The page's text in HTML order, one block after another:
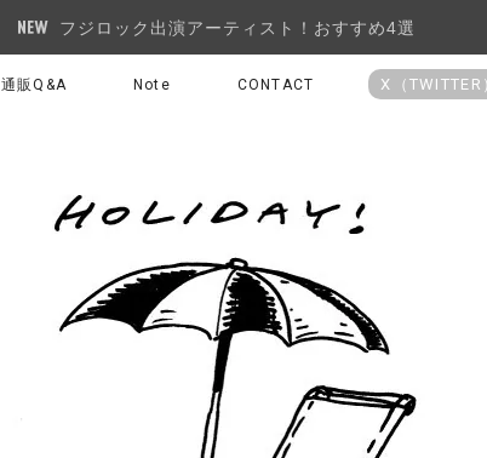
フジロック出演アーティスト！おすすめ4選
通販Q&A Note CONTACT X（TWITTER